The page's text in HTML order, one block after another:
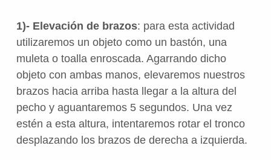
1)- Elevación de brazos: para esta actividad
utilizaremos un objeto como un bastón, una
muleta o toalla enroscada. Agarrando dicho
objeto con ambas manos, elevaremos nuestros
brazos hacia arriba hasta llegar a la altura del
pecho y aguantaremos 5 segundos. Una vez
estén a esta altura, intentaremos rotar el tronco
desplazando los brazos de derecha a izquierda.